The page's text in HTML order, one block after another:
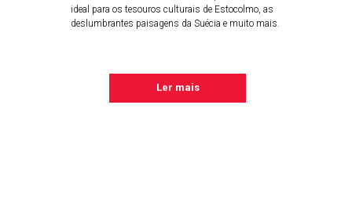
ideal para os tesouros culturais de Estocolmo, as
deslumbrantes paisagens da Suécia e muito mais.
Ler mais